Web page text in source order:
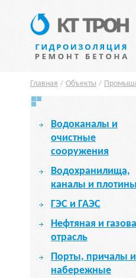
Главная / Объекты /
Водоканалы и
очистные
сооружения
Водохранилища,
каналы и плотины
ГЭС и ГАЭС
Нефтяная и
отрасль
Порты, причалы и
набережные